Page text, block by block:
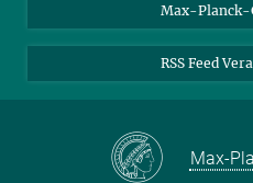
Schülerinnen und Schüler
Max-Planck-
RSS Feed
Max-